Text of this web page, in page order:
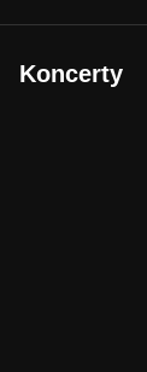
Koncerty